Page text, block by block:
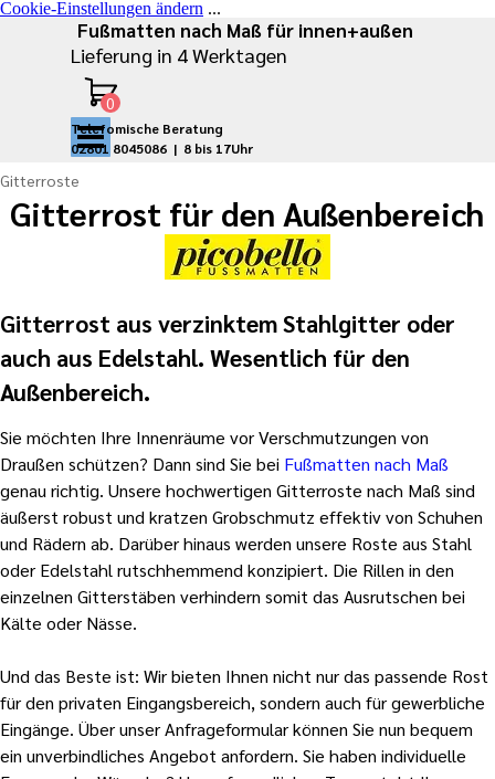
Cookie-Einstellungen ändern ...
Direkt zum Seiteninhalt
Lieferung in 4 Werktagen
Telefomische Beratung
02801 8045086 | 8 bis 17Uhr
Fußmatten nach Maß für innen+außen
Menü überspringen
Gitterroste
Gitterrost für den Außenbereich
Gitterrost aus verzinktem Stahlgitter oder
auch aus Edelstahl. Wesentlich für den
Außenbereich.
Sie möchten Ihre Innenräume vor Verschmutzungen von
Draußen schützen? Dann sind Sie bei Fußmatten nach Maß
genau richtig. Unsere hochwertigen Gitterroste nach Maß sind
äußerst robust und kratzen Grobschmutz effektiv von Schuhen
und Rädern ab. Darüber hinaus werden unsere Roste aus Stahl
oder Edelstahl rutschhemmend konzipiert. Die Rillen in den
einzelnen Gitterstäben verhindern somit das Ausrutschen bei
Kälte oder Nässe.
Und das Beste ist: Wir bieten Ihnen nicht nur das passende Rost
für den privaten Eingangsbereich, sondern auch für gewerbliche
Eingänge. Über unser Anfrageformular können Sie nun bequem
ein unverbindliches Angebot anfordern. Sie haben individuelle